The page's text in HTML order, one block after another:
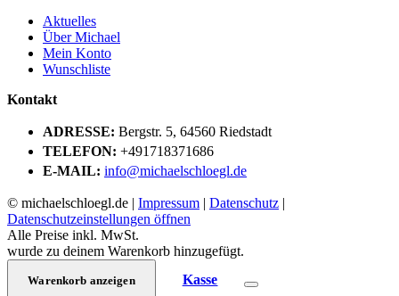
Aktuelles
Über Michael
Mein Konto
Wunschliste
Kontakt
ADRESSE: Bergstr. 5, 64560 Riedstadt
TELEFON: +491718371686
E-MAIL: info@michaelschloegl.de
© michaelschloegl.de | Impressum | Datenschutz |
Datenschutzeinstellungen öffnen
Alle Preise inkl. MwSt.
wurde zu deinem Warenkorb hinzugefügt.
Warenkorb anzeigen Kasse